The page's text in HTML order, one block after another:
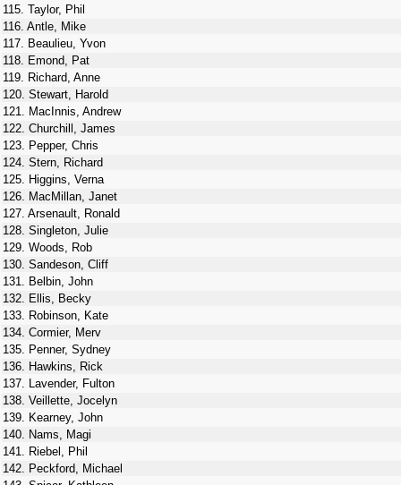
115. Taylor, Phil
116. Antle, Mike
117. Beaulieu, Yvon
118. Emond, Pat
119. Richard, Anne
120. Stewart, Harold
121. MacInnis, Andrew
122. Churchill, James
123. Pepper, Chris
124. Stern, Richard
125. Higgins, Verna
126. MacMillan, Janet
127. Arsenault, Ronald
128. Singleton, Julie
129. Woods, Rob
130. Sandeson, Cliff
131. Belbin, John
132. Ellis, Becky
133. Robinson, Kate
134. Cormier, Merv
135. Penner, Sydney
136. Hawkins, Rick
137. Lavender, Fulton
138. Veillette, Jocelyn
139. Kearney, John
140. Nams, Magi
141. Riebel, Phil
142. Peckford, Michael